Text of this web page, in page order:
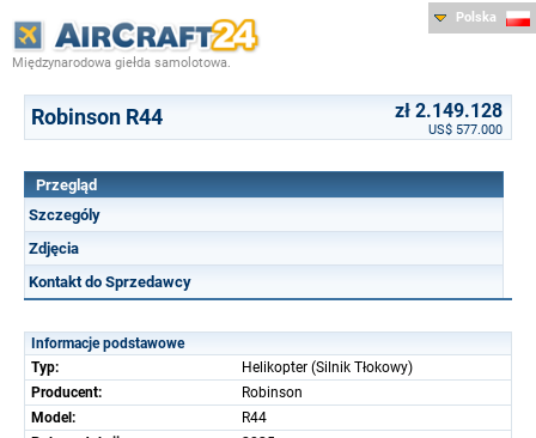
Międzynarodowa giełda samolotowa.
Polska
Robinson R44 zł 2.149.128
US$ 577.000
Przegląd
Szczególy
Zdjęcia
Kontakt do Sprzedawcy
Informacje podstawowe
Typ:
Helikopter (Silnik Tłokowy)
Producent:
Robinson
Model:
R44